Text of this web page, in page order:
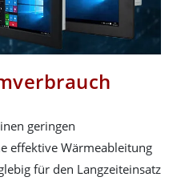
geringen
effektive Wärmeableitung
für den Langzeiteinsatz